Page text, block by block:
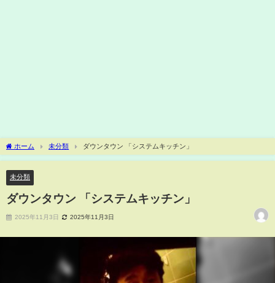
ホーム 未分類 ダウンタウン 「システムキッチン」
未分類
ダウンタウン 「システムキッチン」
2025年11月3日 2025年11月3日